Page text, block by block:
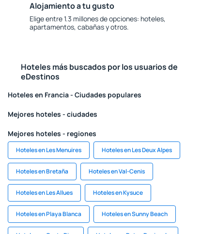
Alojamiento a tu gusto
Elige entre 1.3 millones de opciones: hoteles,
apartamentos, cabañas y otros.
Hoteles más buscados por los usuarios de
eDestinos
Hoteles en Francia - Ciudades populares
Mejores hoteles - ciudades
Mejores hoteles - regiones
Hoteles en Les Menuires Hoteles en Les Deux Alpes
Hoteles en Bretaña Hoteles en Val-Cenis
Hoteles en Les Allues Hoteles en Kysuce
Hoteles en Playa Blanca Hoteles en Sunny Beach